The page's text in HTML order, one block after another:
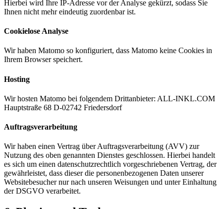
Hierbei wird Ihre IP-Adresse vor der Analyse gekürzt, sodass Sie
Ihnen nicht mehr eindeutig zuordenbar ist.
Cookielose Analyse
Wir haben Matomo so konfiguriert, dass Matomo keine Cookies in
Ihrem Browser speichert.
Hosting
Wir hosten Matomo bei folgendem Drittanbieter: ALL-INKL.COM
Hauptstraße 68 D-02742 Friedersdorf
Auftragsverarbeitung
Wir haben einen Vertrag über Auftragsverarbeitung (AVV) zur
Nutzung des oben genannten Dienstes geschlossen. Hierbei handelt
es sich um einen datenschutzrechtlich vorgeschriebenen Vertrag, der
gewährleistet, dass dieser die personenbezogenen Daten unserer
Websitebesucher nur nach unseren Weisungen und unter Einhaltung
der DSGVO verarbeitet.